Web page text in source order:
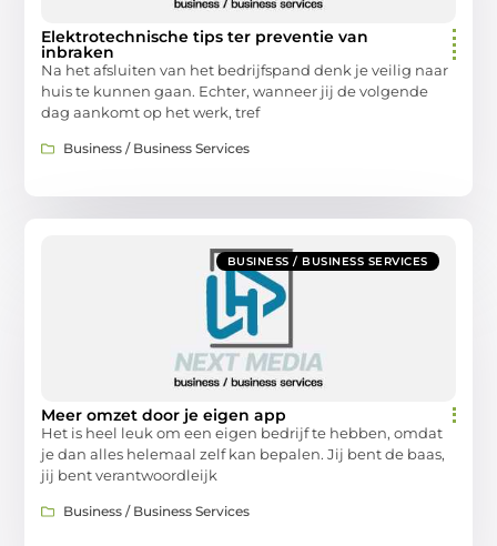
Elektrotechnische tips ter preventie van
inbraken
Na het afsluiten van het bedrijfspand denk je veilig naar
huis te kunnen gaan. Echter, wanneer jij de volgende
dag aankomt op het werk, tref
Business / Business Services
BUSINESS / BUSINESS SERVICES
Meer omzet door je eigen app
Het is heel leuk om een eigen bedrijf te hebben, omdat
je dan alles helemaal zelf kan bepalen. Jij bent de baas,
jij bent verantwoordleijk
Business / Business Services